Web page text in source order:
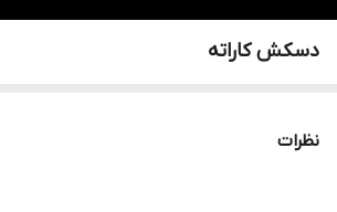
دسکش کاراته
نظرات